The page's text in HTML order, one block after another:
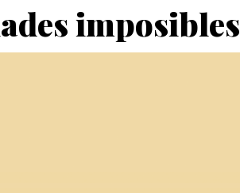
imposibles